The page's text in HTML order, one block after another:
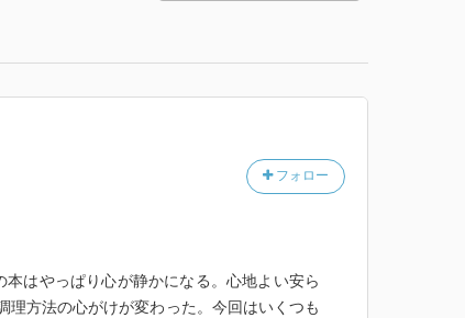
フォロー
はやっぱり心が静かになる。心地よい安ら
理方法の心がけが変わった。今回はいくつも